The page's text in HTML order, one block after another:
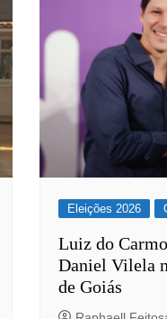
Eleições 2026
Luiz do
Daniel Vilela
de Goiás